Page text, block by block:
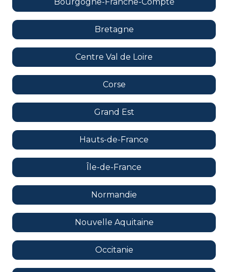
Bretagne
Centre Val de Loire
Corse
Grand Est
Hauts-de-France
Île-de-France
Normandie
Nouvelle Aquitaine
Occitanie